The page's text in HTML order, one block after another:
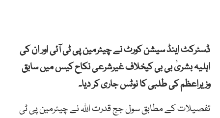
ڈسٹرکٹ اینڈ سیشن کورٹ نے چیئرمین پی ٹی آئی اور ان کی
اہلیہ بشریٰ بی بی کیخلاف غیرشرعی نکاح کیس میں سابق
وزیراعظم کی طلبی کا نوٹس جاری کر دیا۔
تفصیلات کے مطابق سول جج قدرت اللہ نے چیئرمین پی ٹی